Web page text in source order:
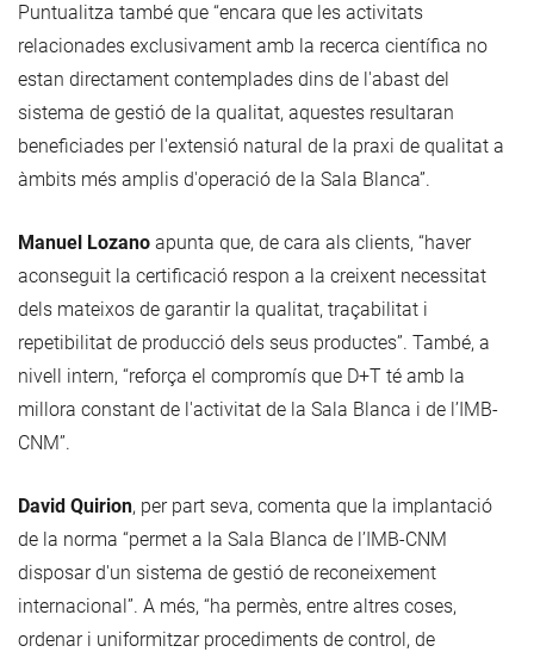
Puntualitza també que “encara que les activitats
relacionades exclusivament amb la recerca científica no
estan directament contemplades dins de l'abast del
sistema de gestió de la qualitat, aquestes resultaran
beneficiades per l'extensió natural de la praxi de qualitat a
àmbits més amplis d'operació de la Sala Blanca”.
Manuel Lozano apunta que, de cara als clients, “haver
aconseguit la certificació respon a la creixent necessitat
dels mateixos de garantir la qualitat, traçabilitat i
repetibilitat de producció dels seus productes”. També, a
nivell intern, “reforça el compromís que D+T té amb la
millora constant de l'activitat de la Sala Blanca i de l’IMB-
CNM”.
David Quirion, per part seva, comenta que la implantació
de la norma “permet a la Sala Blanca de l’IMB-CNM
disposar d'un sistema de gestió de reconeixement
internacional”. A més, “ha permès, entre altres coses,
ordenar i uniformitzar procediments de control, de